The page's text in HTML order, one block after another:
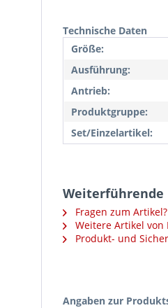
Technische Daten
Größe:
Ausführung:
Antrieb:
Produktgruppe:
Set/Einzelartikel:
Weiterführende
Fragen zum Artikel?
Weitere Artikel von
Produkt- und
Angaben zur